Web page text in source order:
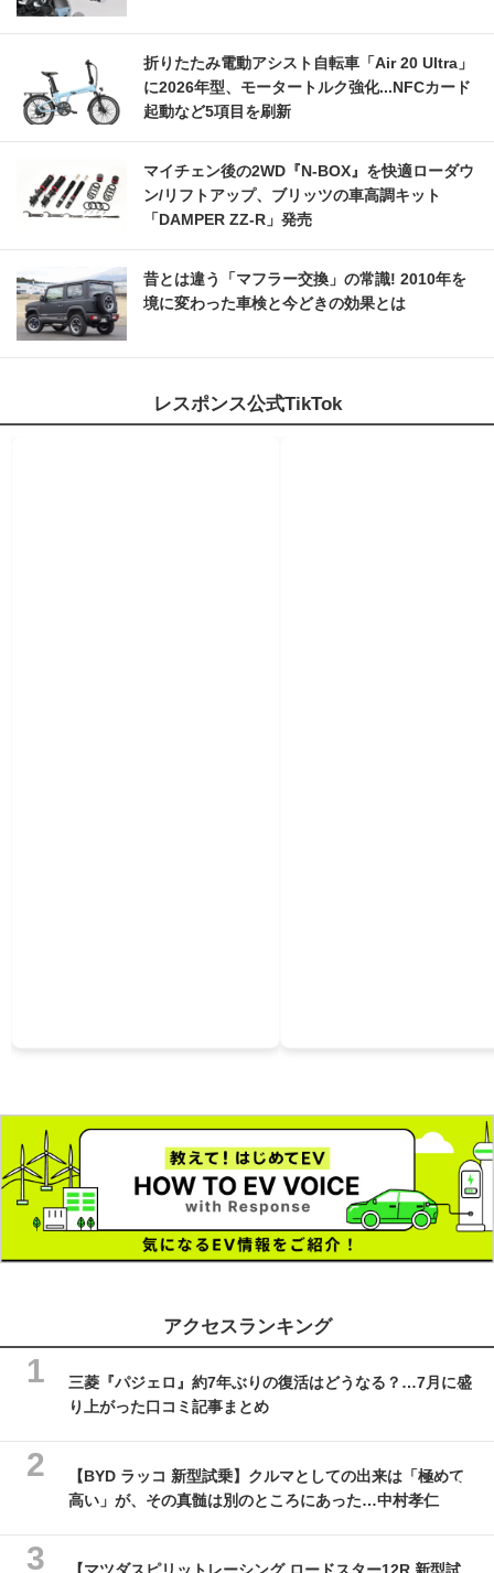
折りたたみ電動アシスト自転車「Air 20 Ultra」
に2026年型、モータートルク強化...NFCカード
起動など5項目を刷新
マイチェン後の2WD『N-BOX』を快適ローダウ
ン/リフトアップ、ブリッツの車高調キット
「DAMPER ZZ-R」発売
昔とは違う「マフラー交換」の常識! 2010年を
境に変わった車検と今どきの効果とは
レスポンス公式TikTok
アクセスランキング
三菱『パジェロ』約7年ぶりの復活はどうなる？…7月に盛
り上がった口コミ記事まとめ
【BYD ラッコ 新型試乗】クルマとしての出来は「極めて
高い」が、その真髄は別のところにあった…中村孝仁
【マツダスピリットレーシング ロードスター12R 新型試